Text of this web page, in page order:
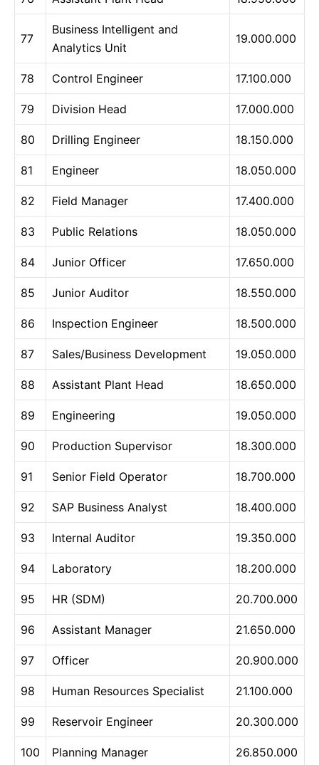
77
Business Intelligent and
Analytics Unit
19.000.000
78 Control Engineer 17.100.000
79 Division Head 17.000.000
80 Drilling Engineer 18.150.000
81 Engineer 18.050.000
82 Field Manager 17.400.000
83 Public Relations 18.050.000
84 Junior Officer 17.650.000
85 Junior Auditor 18.550.000
86 Inspection Engineer 18.500.000
87 Sales/Business Development 19.050.000
88 Assistant Plant Head 18.650.000
89 Engineering 19.050.000
90 Production Supervisor 18.300.000
91 Senior Field Operator 18.700.000
92 SAP Business Analyst 18.400.000
93 Internal Auditor 19.350.000
94 Laboratory 18.200.000
95 HR (SDM) 20.700.000
96 Assistant Manager 21.650.000
97 Officer 20.900.000
98 Human Resources Specialist 21.100.000
99 Reservoir Engineer 20.300.000
100 Planning Manager 26.850.000